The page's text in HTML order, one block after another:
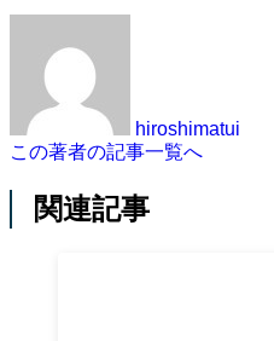
hiroshimatui
この著者の記事一覧へ
関連記事